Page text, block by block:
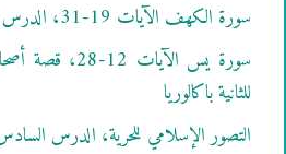
سورة الكهف الآيات 19-31، الدرس السابع للجذع المشترك
سورة يس الآيات
للثانية باكالوريا
التصور الإسلامي للحرية، الدرس السادس